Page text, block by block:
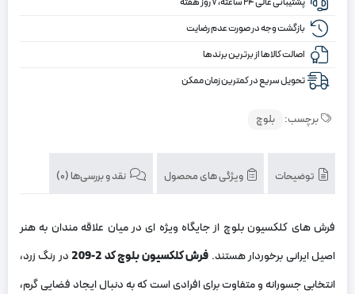
بازگشت وجه در صورت عدم رضایت
اصالت کالاها از برترین برندها
تحویل سریع در کمترین زمان ممکن
برچسب: بلوچ
توضیحات ویژگی های محصول نقد و بررسی‌ها (0)
فرش‌ های کلکسیون بلوچ از جایگاه ویژه ‌ای در میان علاقه ‌مندان به هنر
اصیل ایرانی برخوردار هستند. فرش کلکسیون بلوچ کد 2-209
در رنگ زرد،
انتخابی جسورانه و متفاوت برای افرادی است که به دنبال ایجاد فضایی گرم،